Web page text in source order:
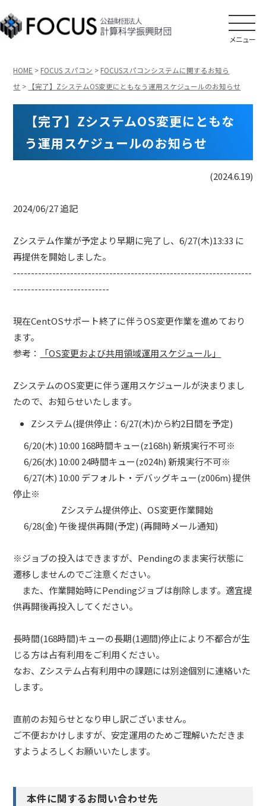
メニュー
HOME > FOCUS スパコン > FOCUSスパコンシステムに関するお知ら
せ > 【完了】ZシステムOS変更にともなう運用スケジュールのお知らせ
【完了】ZシステムOS変更にともな
う運用スケジュールのお知らせ
(2024.6.19)
2024/06/27 追記
Zシステム作業が予定より早期に完了し、6/27(木)13:33 に
再提供を開始しました。
-------------------------------------------------------------------
---------------------------
現在CentOSサポート終了に伴うOS変更作業を進めており
ます。
参考：
「OS変更および共用領域運用スケジュール」
ZシステムのOS変更に伴う運用スケジュールが決まりまし
たので、お知らせいたします。
Zシステム(提供停止：6/27(木)から約2日間を予定)
6/20(木) 10:00 168時間キュー(z168h) 新規実行不可※
6/26(水) 10:00 24時間キュー(z024h) 新規実行不可※
6/27(木) 10:00 デフォルト・デバッグキュー(z006m) 提供
停止※
Zシステム提供停止、OS変更作業開始
6/28(金) 午後 提供再開(予定) (再開時メール通知)
※ジョブの投入はできますが、Pendingのまま実行状態に
遷移しませんのでご注意ください。
また、作業開始時にPendingジョブは削除します。適宜提
供再開後再投入してください。
長時間(168時間)キューの長期(1週間)停止により不都合が生
じる方は占有利用をご利用ください。
なお、Zシステム占有利用中の課題には別途個別に連絡いた
します。
直前のお知らせとなり申し訳ございません。
ご不便おかけしますが、安定運用のためご理解いただきま
すようよろしくお願いいたします。
本件に関するお問い合わせ先